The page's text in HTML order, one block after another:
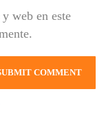
web en este